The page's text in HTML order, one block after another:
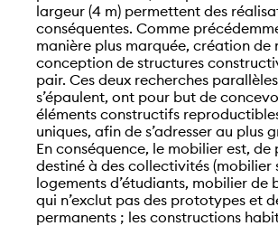
largeur (4 m) permettent des
conséquentes. Comme
manière plus marquée, création de
conception de structures
pair. Ces deux recherches
s’épaulent, ont pour but de
éléments constructifs
uniques, afin de s’adresser au plus
En conséquence, le mobilier est, de
destiné à des collectivités (mobilier
logements d’étudiants, mobilier de
qui n’exclut pas des prototypes et
permanents ; les constructions